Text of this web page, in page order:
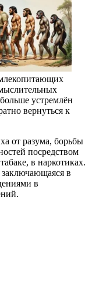
млекопитающих
устремлён
вернуться к
от разума, борьбы
посредством
в наркотиках.
в
в